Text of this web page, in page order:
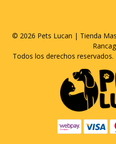
© 2026 Pets Lucan | Tienda
Todos los derechos reservados.